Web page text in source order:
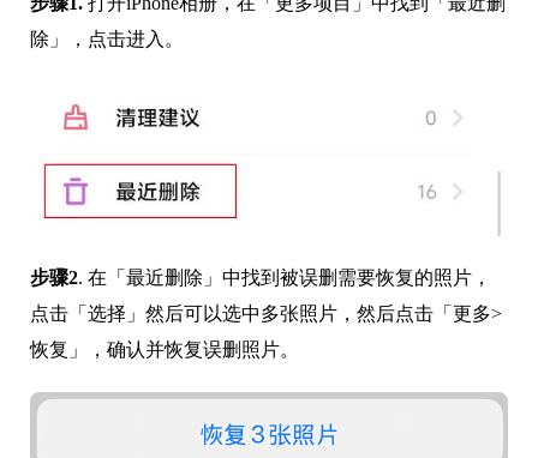
除」，点击进入。
步骤2. 在「最近删除」中找到被误删需要恢复的照片，
点击「选择」然后可以选中多张照片，然后点击「更多>
恢复」，确认并恢复误删照片。